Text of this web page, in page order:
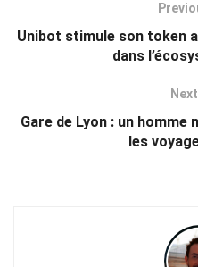
Unibot stimule son token
dans
Gare de Lyon : un
les